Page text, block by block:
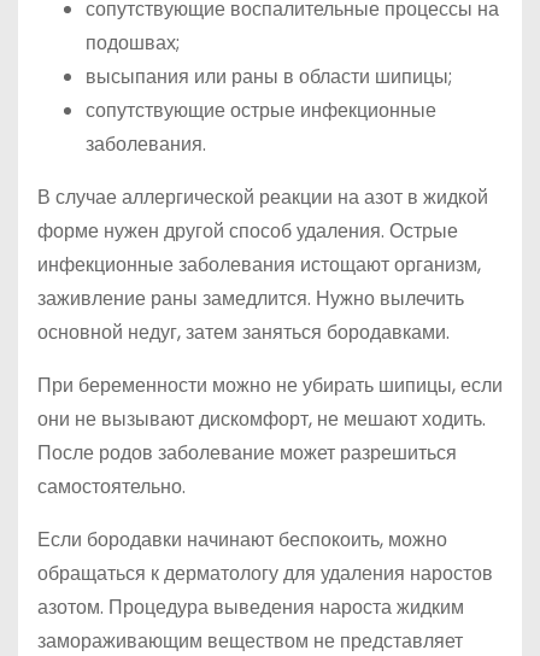
сопутствующие воспалительные процессы на
подошвах;
высыпания или раны в области шипицы;
сопутствующие острые инфекционные
заболевания.
В случае аллергической реакции на азот в жидкой
форме нужен другой способ удаления. Острые
инфекционные заболевания истощают организм,
заживление раны замедлится. Нужно вылечить
основной недуг, затем заняться бородавками.
При беременности можно не убирать шипицы, если
они не вызывают дискомфорт, не мешают ходить.
После родов заболевание может разрешиться
самостоятельно.
Если бородавки начинают беспокоить, можно
обращаться к дерматологу для удаления наростов
азотом. Процедура выведения нароста жидким
замораживающим веществом не представляет